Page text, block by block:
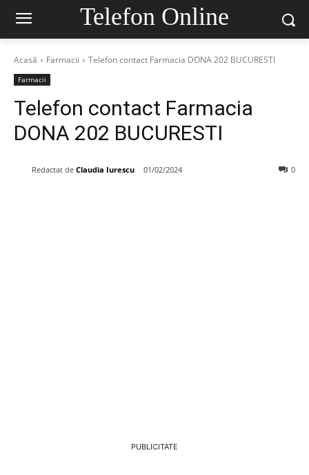
Telefon Online
Acasă Farmacii Telefon contact Farmacia DONA 202 BUCURESTI
Farmacii
Telefon contact Farmacia
DONA 202 BUCURESTI
Redactat de Claudia Iurescu 01/02/2024 0
PUBLICITATE